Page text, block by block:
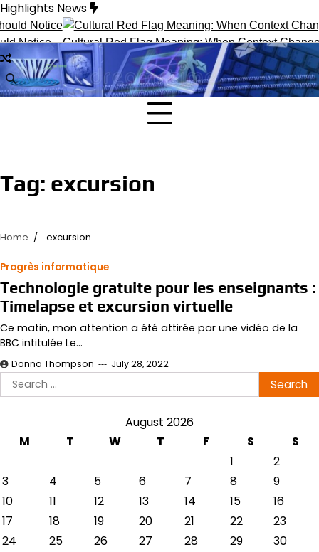
Skip
to
content
Highlights News
Notice Cultural Red Flag Meaning: When Context Changes
Tag: excursion
Home excursion
Progrès informatique
Technologie gratuite pour les enseignants :
Timelapse et excursion virtuelle
Ce matin, mon attention a été attirée par une vidéo de la
BBC intitulée Le…
Donna Thompson July 28, 2022
Search
for:
August 2026
M
T W T F S
S
1
2
3
4 5 6 7 8
9
10
11 12 13 14 15
16
17
18 19 20 21 22
23
24
25 26 27 28 29
30